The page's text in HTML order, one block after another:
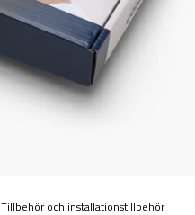
Tillbehör och installationstillbehör